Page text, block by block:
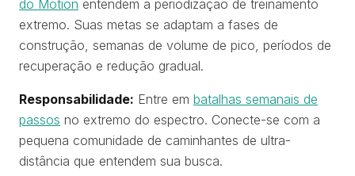
do Motion entendem a periodização de treinamento
extremo. Suas metas se adaptam a fases de
construção, semanas de volume de pico, períodos de
recuperação e redução gradual.
Responsabilidade: Entre em batalhas semanais de
passos no extremo do espectro. Conecte-se com a
pequena comunidade de caminhantes de ultra-
distância que entendem sua busca.